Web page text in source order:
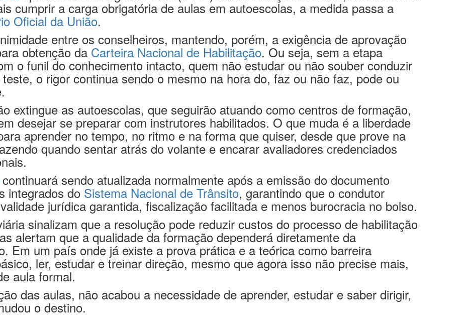
aprovou nesta segunda-feira (1°/12) uma resolução histórica, candidatos à
cumprir a carga obrigatória de aulas em autoescolas, a medida passa a
Oficial da União .
entre os conselheiros, mantendo, porém, a exigência de aprovação
obtenção daCarteira Nacional de Habilitação. Ou seja, sem a etapa
o funil do conhecimento intacto, quem não estudar ou não souber conduzir
o rigor continua sendo o mesmo na hora do, faz ou não faz, pode ou
extingue as autoescolas, que seguirão atuando como centros de formação,
desejar se preparar com instrutores habilitados. O que muda é a liberdade
aprender no tempo, no ritmo e na forma que quiser, desde que prove na
quando sentar atrás do volante e encarar avaliadores credenciados
continuará sendo atualizada normalmente após a emissão do documento
integrados doSistema Nacional de Trânsito, garantindo que o condutor
jurídica garantida, fiscalização facilitada e menos burocracia no bolso.
sinalizam que a resolução pode reduzir custos do processo de habilitação
alertam que a qualidade da formação dependerá diretamente da
Em um país onde já existe a prova prática e a teórica como barreira
ler, estudar e treinar direção, mesmo que agora isso não precise mais,
aula formal.
das aulas, não acabou a necessidade de aprender, estudar e saber dirigir,